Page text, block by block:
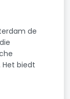
de
biedt